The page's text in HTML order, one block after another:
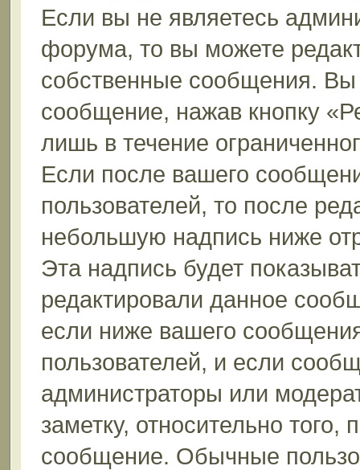
Если вы не являетесь
форума, то вы можете
собственные сообщения. Вы
сообщение, нажав кнопку
лишь в течение
Если после вашего
пользователей, то после
небольшую надпись ниже
Эта надпись будет
редактировали данное
если ниже вашего
пользователей, и если
администраторы или
заметку, относительно
сообщение. Обычные